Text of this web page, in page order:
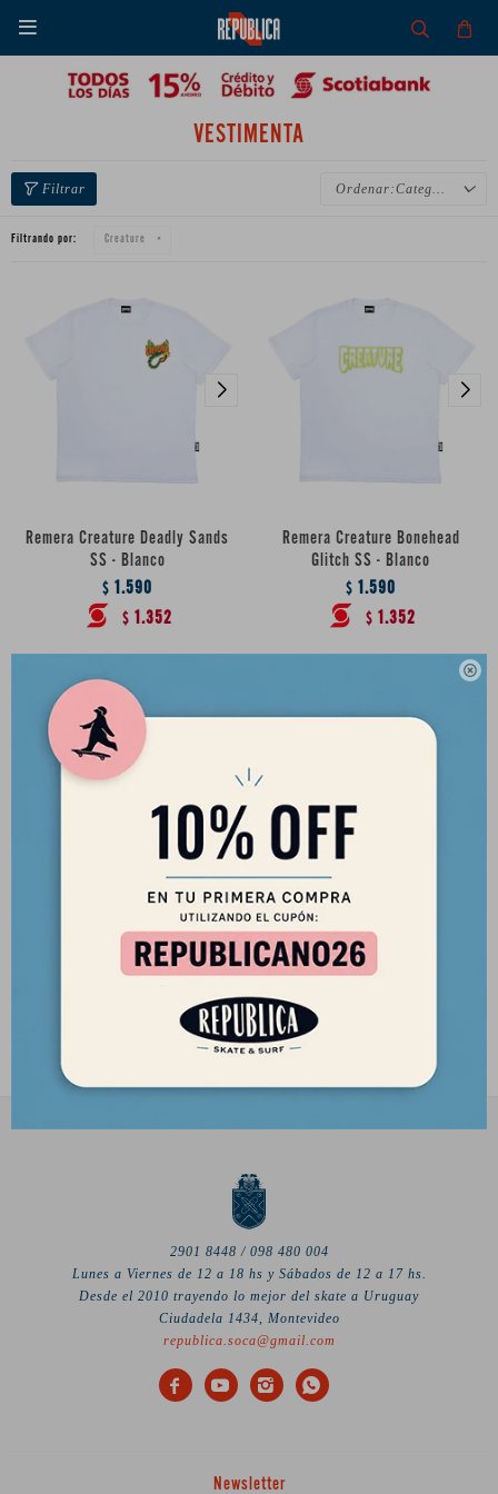


VESTIMENTA
Categoría
Filtrando por: Creature
Remera Creature Deadly Sands
SS - Blanco
$ 1.590
$ 1.352
Remera Creature Bonehead
Glitch SS - Blanco
$ 1.590
$ 1.352
Gorro lana Creature Relic -
Verde/Negro
Gorro Creature Scribe Ear Flap -
Verde
2901 8448 / 098 480 004
Lunes a Viernes de 12 a 18 hs y Sábados de 12 a 17 hs.
Desde el 2010 trayendo lo mejor del skate a Uruguay
Ciudadela 1434, Montevideo
republica.soca@gmail.com
   
Newsletter